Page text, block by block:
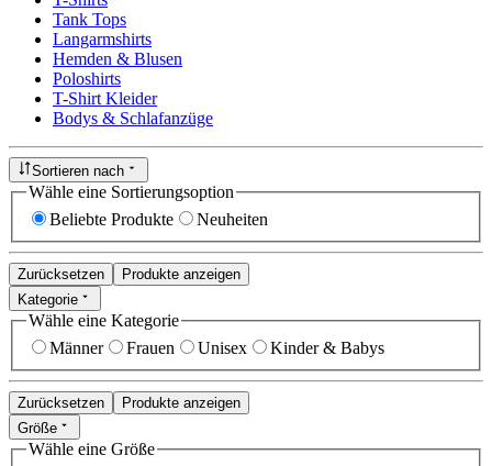
Tank Tops
Langarmshirts
Hemden & Blusen
Poloshirts
T-Shirt Kleider
Bodys & Schlafanzüge
Sortieren nach
Wähle eine Sortierungsoption
Beliebte Produkte
Neuheiten
Zurücksetzen
Produkte anzeigen
Kategorie
Wähle eine Kategorie
Männer
Frauen Unisex Kinder & Babys
Zurücksetzen
Produkte anzeigen
Größe
Wähle eine Größe